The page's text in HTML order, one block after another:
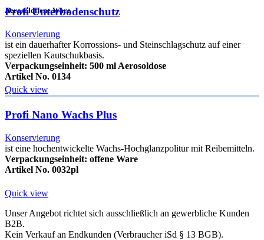
Aerosoloffene Ware
Profi Unterbodenschutz
Konservierung
ist ein dauerhafter Korrossions- und Steinschlagschutz auf einer
speziellen Kautschukbasis.
Verpackungseinheit: 500 ml Aerosoldose
Artikel No. 0134
Quick view
Profi Nano Wachs Plus
Konservierung
ist eine hochentwickelte Wachs-Hochglanzpolitur mit Reibemitteln.
Verpackungseinheit: offene Ware
Artikel No. 0032pl
Quick view
Unser Angebot richtet sich ausschließlich an gewerbliche Kunden
B2B.
Kein Verkauf an Endkunden (Verbraucher iSd § 13 BGB).